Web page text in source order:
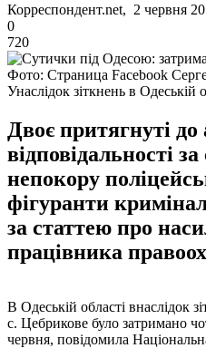
Корреспондент.net, 2 червня
0
720
Фото: Страница Facebook
Унаслідок зіткнень в Одеській
Двоє притягнуті до
відповідальності
непокору
фігуранти
за статтею про
працівника
В Одеській області внаслідок
с. Цебрикове було затримано
червня, повідомила